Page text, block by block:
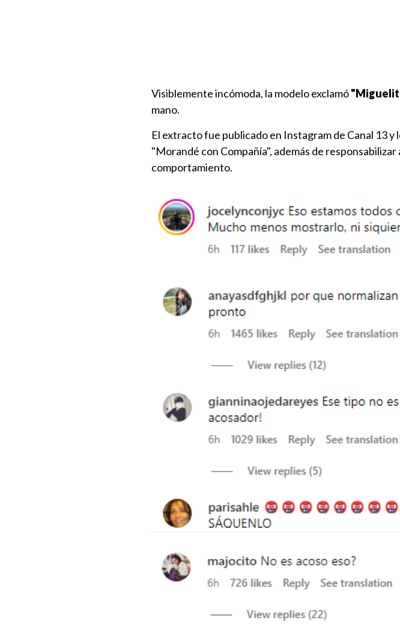
Visiblemente incómoda, la modelo exclamó
mano.
El extracto fue publicado en Instagram de Canal 13
"Morandé con Compañía", además de
comportamiento.